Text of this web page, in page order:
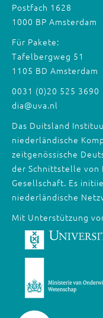
Postfach 1628
1000 BP Amsterdam
Für Pakete:
Tafelbergweg 51
1105 BD Amsterdam
0031 (0)20 525 3690
dia@uva.nl
Das Duitsland
niederländische
zeitgenössische
der Schnittstelle von
Gesellschaft. Es
niederländische
Mit Unterstützung